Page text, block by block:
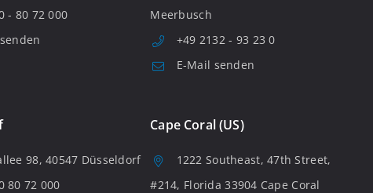
- 80 72 000
Meerbusch
+49 2132 - 93 23 0
E-Mail senden
98, 40547 Düsseldorf
80 72 000
Cape Coral (US)
1222 Southeast, 47th Street,
#214, Florida 33904 Cape Coral